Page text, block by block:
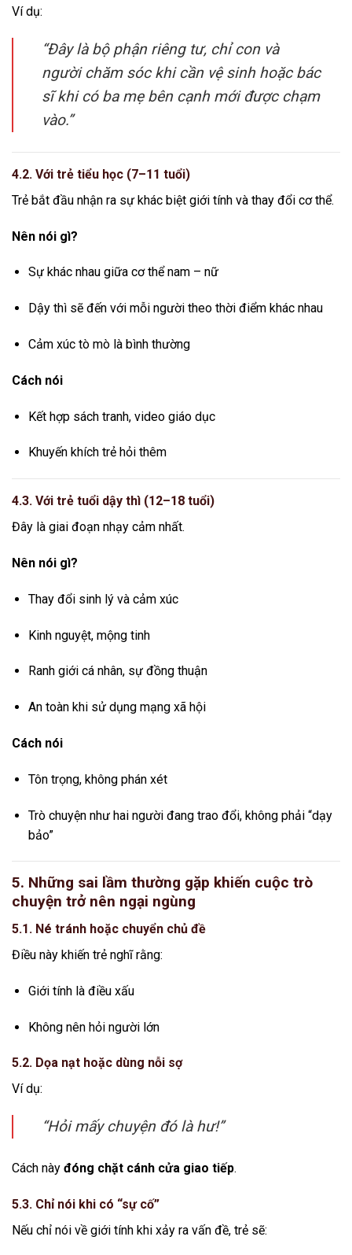
Ví dụ:
“Đây là bộ phận riêng tư, chỉ con và
người chăm sóc khi cần vệ sinh hoặc bác
sĩ khi có ba mẹ bên cạnh mới được chạm
vào.”
4.2. Với trẻ tiểu học (7–11 tuổi)
Trẻ bắt đầu nhận ra sự khác biệt giới tính và thay đổi cơ thể.
Nên nói gì?
Sự khác nhau giữa cơ thể nam – nữ
Dậy thì sẽ đến với mỗi người theo thời điểm khác nhau
Cảm xúc tò mò là bình thường
Cách nói
Kết hợp sách tranh, video giáo dục
Khuyến khích trẻ hỏi thêm
4.3. Với trẻ tuổi dậy thì (12–18 tuổi)
Đây là giai đoạn nhạy cảm nhất.
Nên nói gì?
Thay đổi sinh lý và cảm xúc
Kinh nguyệt, mộng tinh
Ranh giới cá nhân, sự đồng thuận
An toàn khi sử dụng mạng xã hội
Cách nói
Tôn trọng, không phán xét
Trò chuyện như hai người đang trao đổi, không phải “dạy
bảo”
5. Những sai lầm thường gặp khiến cuộc trò
chuyện trở nên ngại ngùng
5.1. Né tránh hoặc chuyển chủ đề
Điều này khiến trẻ nghĩ rằng:
Giới tính là điều xấu
Không nên hỏi người lớn
5.2. Dọa nạt hoặc dùng nỗi sợ
Ví dụ:
“Hỏi mấy chuyện đó là hư!”
Cách này đóng chặt cánh cửa giao tiếp.
5.3. Chỉ nói khi có “sự cố”
Nếu chỉ nói về giới tính khi xảy ra vấn đề, trẻ sẽ: